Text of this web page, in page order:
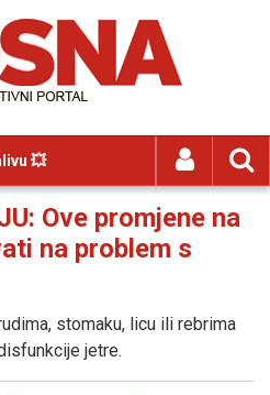
💥
Ove promjene na
na problem s
stomaku, licu ili rebrima
jetre.